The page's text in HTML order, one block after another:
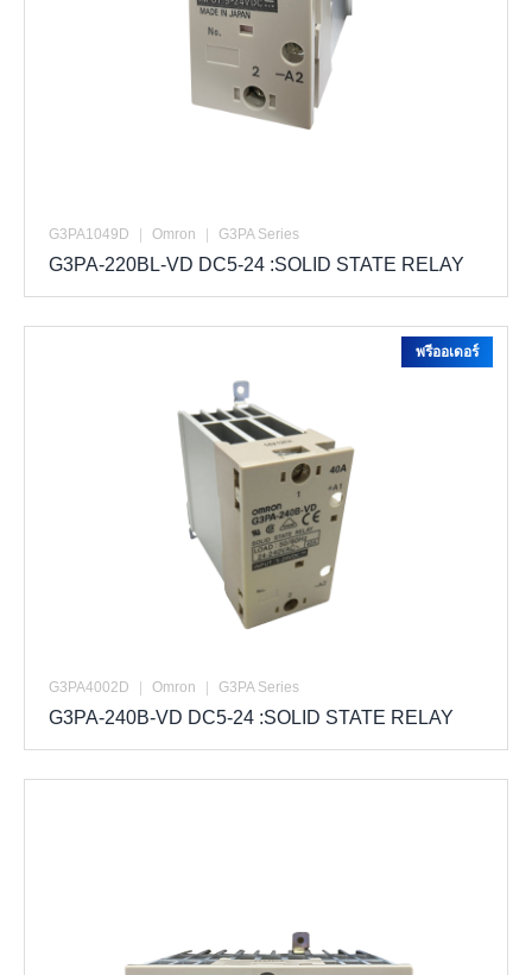
G3PA1049D | Omron | G3PA Series
G3PA-220BL-VD DC5-24 :SOLID STATE RELAY
G3PA4002D | Omron | G3PA Series
G3PA-240B-VD DC5-24 :SOLID STATE RELAY
พรีออเดอร์